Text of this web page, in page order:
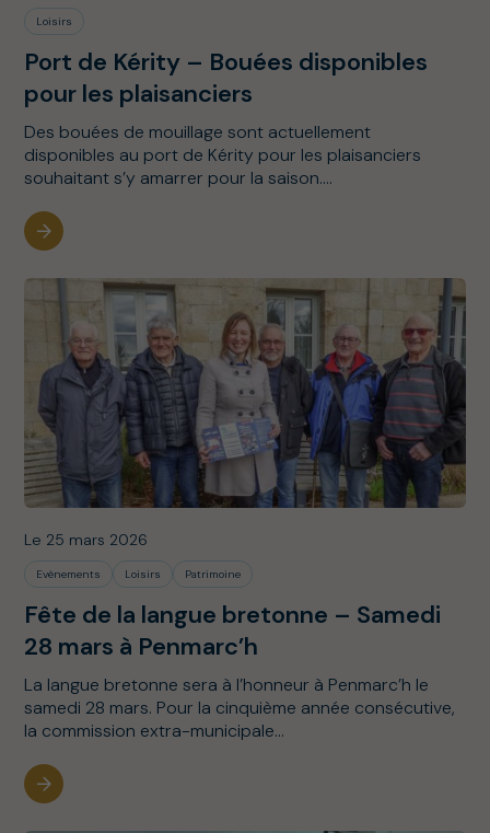
Loisirs
Port de Kérity – Bouées disponibles
pour les plaisanciers
Des bouées de mouillage sont actuellement
disponibles au port de Kérity pour les plaisanciers
souhaitant s’y amarrer pour la saison....
Le 25 mars 2026
Evènements Loisirs Patrimoine
Fête de la langue bretonne – Samedi
28 mars à Penmarc’h
La langue bretonne sera à l’honneur à Penmarc’h le
samedi 28 mars. Pour la cinquième année consécutive,
la commission extra-municipale...